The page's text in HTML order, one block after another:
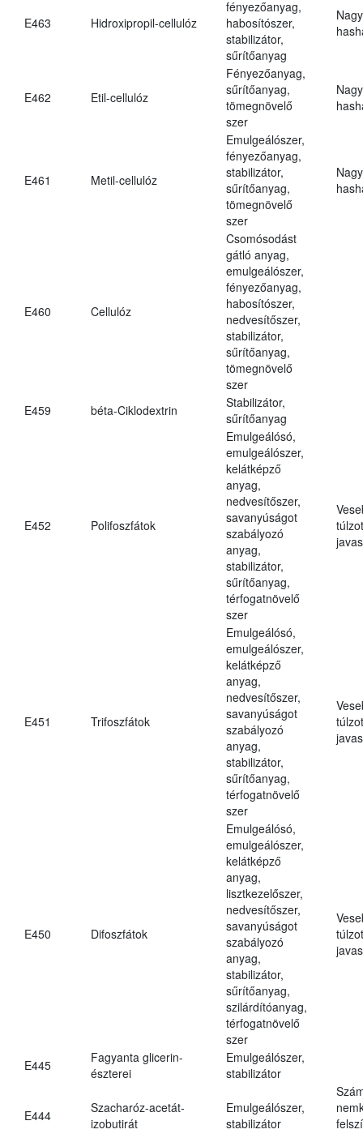
E463 Hidroxipropil-cellulóz
fényezőanyag,
habosítószer,
stabilizátor,
sűrítőanyag
E462 Etil-cellulóz
Fényezőanyag,
sűrítőanyag,
tömegnövelő
szer
E461 Metil-cellulóz
Emulgeálószer,
fényezőanyag,
stabilizátor,
sűrítőanyag,
tömegnövelő
szer
E460 Cellulóz
Csomósodást
gátló anyag,
emulgeálószer,
fényezőanyag,
habosítószer,
nedvesítőszer,
stabilizátor,
sűrítőanyag,
tömegnövelő
szer
E459
béta-Ciklodextrin
Stabilizátor,
sűrítőanyag
E452 Polifoszfátok
Emulgeálósó,
emulgeálószer,
kelátképző
anyag,
nedvesítőszer,
savanyúságot
szabályozó
anyag,
stabilizátor,
sűrítőanyag,
térfogatnövelő
szer
E451 Trifoszfátok
Emulgeálósó,
emulgeálószer,
kelátképző
anyag,
nedvesítőszer,
savanyúságot
szabályozó
anyag,
stabilizátor,
sűrítőanyag,
térfogatnövelő
szer
E450 Difoszfátok
Emulgeálósó,
emulgeálószer,
kelátképző
anyag,
lisztkezelőszer,
nedvesítőszer,
savanyúságot
szabályozó
anyag,
stabilizátor,
sűrítőanyag,
szilárdítóanyag,
térfogatnövelő
szer
E445
Fagyanta glicerin-
észterei
Emulgeálószer,
stabilizátor
E444
Szacharóz-acetát-
izobutirát
Emulgeálószer,
stabilizátor